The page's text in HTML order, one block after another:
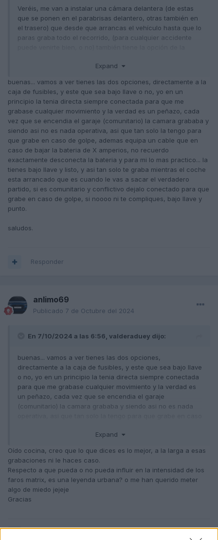
Veréis, me van a instalar una cámara delantera (de estas
que se ponen en el parabrisas delantero, otras también en
el trasero) que desde que arrancas el vehículo hasta que lo
paras graba todo el recorrido, (para cualquier accidente
vehículo aparcado, por ejemplo alguien que aparcando
Tengo una duda, la conexión es directa a la caja de
fusibles para que siempre este conectada y en principio no
haga uso de la batería y consuma de ella, algún compañero
me informa que puede hacer consumo de la intensidad de
los faros si no está bien instalada, por ejemplo un fusible no
vacío.
Alguien puede iluminarme al respecto?
Agradecido.
Expand
buenas... vamos a ver tienes las dos opciones, directamente a la
caja de fusibles, y este que sea bajo llave o no, yo en un
principio la tenia directa siempre conectada para que me
grabase cualquier movimiento y la verdad es un peñazo, cada
vez que se encendia el garaje (comunitario) la camara grababa y
siendo asi no es nada operativa, asi que tan solo la tengo para
que grabe en caso de golpe, ademas equipa un cable que en
caso de bajar la bateria de X amperios, no recuerdo
exactamente desconecta la bateria y para mi lo mas practico... la
tienes bajo llave y listo, y asi tan solo te graba mientras el coche
esta arrancado que es cuando le vas a sacar el verdadero
partido, si es comunitario y conflictivo dejalo conectado para que
grabe en caso de golpe, si noooo ni te compliques, bajo llave y
punto.
saludos.
Responder
anlimo69
Publicado 7 de Octubre del 2024
En 7/10/2024 a las 6:56, valderaduey dijo:
buenas... vamos a ver tienes las dos opciones,
directamente a la caja de fusibles, y este que sea bajo llave
o no, yo en un principio la tenia directa siempre conectada
para que me grabase cualquier movimiento y la verdad es
un peñazo, cada vez que se encendia el garaje
(comunitario) la camara grababa y siendo asi no es nada
bateria de X amperios, no recuerdo exactamente
bajo llave y listo, y asi tan solo te graba mientras el coche
esta arrancado que es cuando le vas a sacar el verdadero
partido, si es comunitario y conflictivo dejalo conectado
para que grabe en caso de golpe, si noooo ni te
compliques, bajo llave y punto.
Expand
Oído cocina, creo que lo que dices es lo mejor, a la larga a esas
grabaciones ni le haces caso.
Respecto a que pueda o no pueda influir en la intensidad de los
faros matrix, es una leyenda urbana? o me han querido meter
algo de miedo jejeje
Gracias